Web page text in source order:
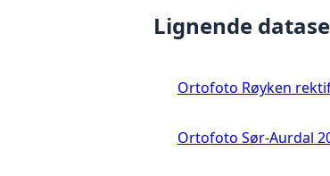
Lignende
Ortofoto Røyken
Ortofoto Sør-Aurdal